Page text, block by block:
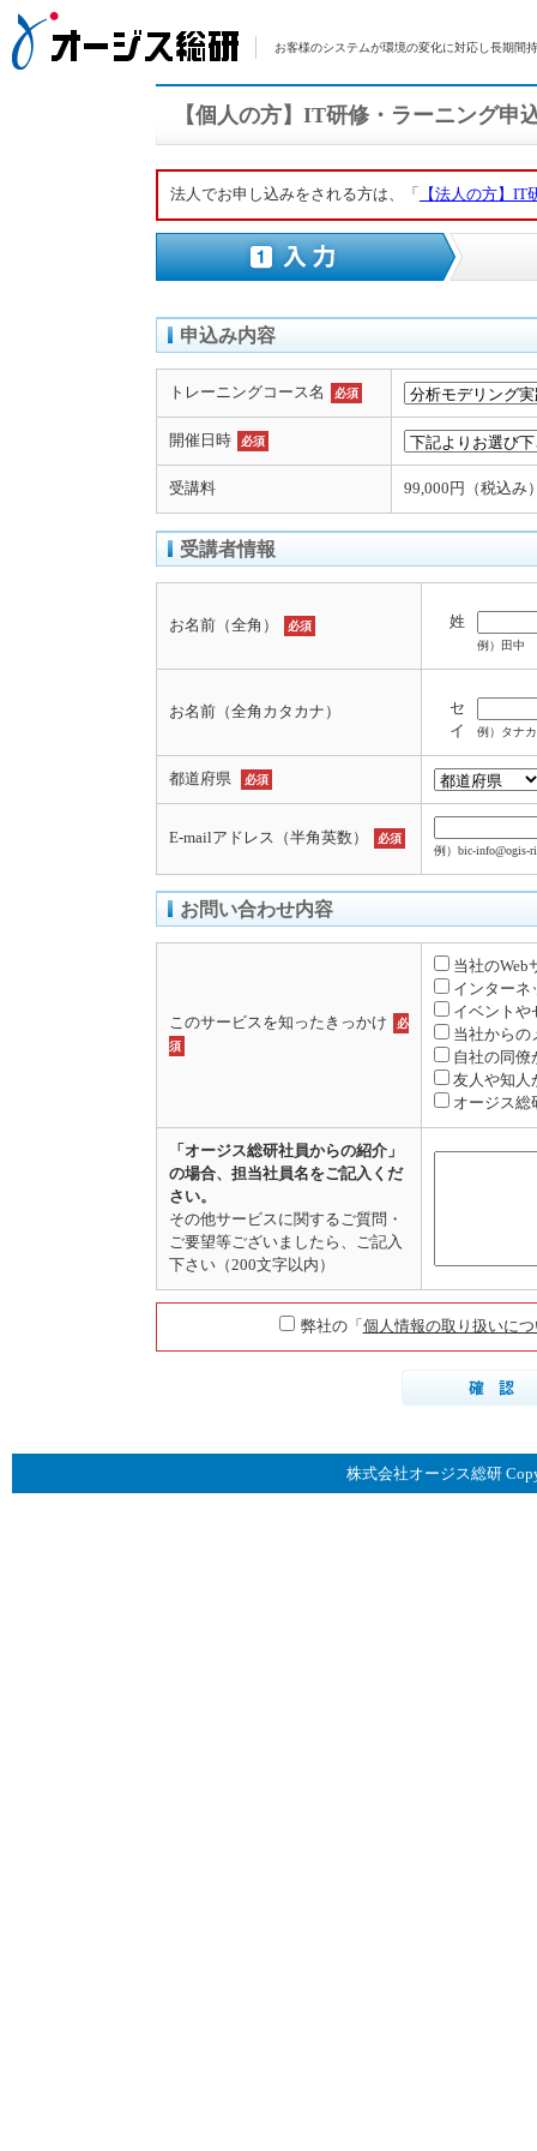
お客様のシステムが環境の変化に対応し長期間
【個人の方】IT研修・ラーニング申
法人でお申し込みをされる方は、「 【法人の方】
申込み内容
トレーニングコース名 必須
開催日時 必須
受講料 99,000円（税込み
受講者情報
お名前（全角） 必須 姓
例）田中
お名前（全角カタカナ）
セ
イ
例）タナカ
都道府県 必須
E-mailアドレス（半角英数）
必須
例）bic-info@ogis-
お問い合わせ内容
このサービスを知ったきっかけ
必
須
当社のWeb
インターネ
イベントや
当社からの
自社の同僚
友人や知人
オージス総
「オージス総研社員からの紹介」
の場合、担当社員名をご記入くだ
さい。
その他サービスに関するご質問・
ご要望等ございましたら、ご記入
下さい（200文字以内）
弊社の「 個人情報の取り扱いに
株式会社オージス総研